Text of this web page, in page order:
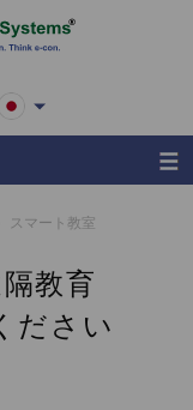
スマート教室
教育
ださい